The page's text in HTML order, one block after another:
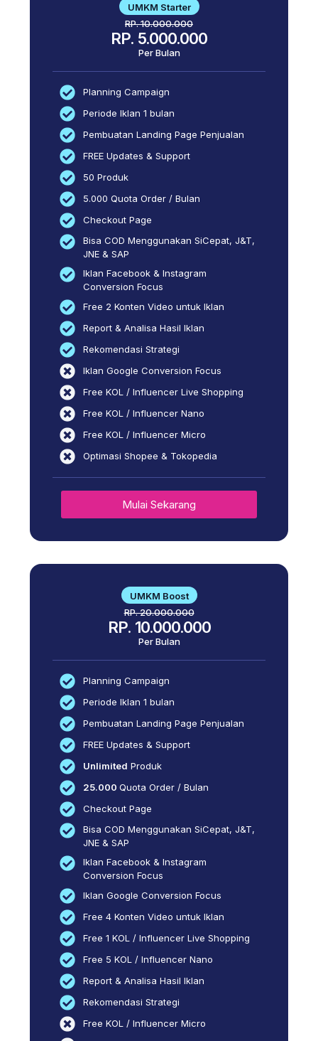
UMKM Starter
RP. 10.000.000
RP. 5.000.000
Per Bulan
Planning Campaign
Periode Iklan 1 bulan
Pembuatan Landing Page Penjualan
FREE Updates & Support
50 Produk
5.000 Quota Order / Bulan
Checkout Page
Bisa COD Menggunakan SiCepat, J&T,
JNE & SAP
Iklan Facebook & Instagram
Conversion Focus
Free 2 Konten Video untuk Iklan
Report & Analisa Hasil Iklan
Rekomendasi Strategi
Iklan Google Conversion Focus
Free KOL / Influencer Live Shopping
Free KOL / Influencer Nano
Free KOL / Influencer Micro
Optimasi Shopee & Tokopedia
Mulai Sekarang
UMKM Boost
RP. 20.000.000
RP. 10.000.000
Per Bulan
Planning Campaign
Periode Iklan 1 bulan
Pembuatan Landing Page Penjualan
FREE Updates & Support
Unlimited Produk
25.000 Quota Order / Bulan
Checkout Page
Bisa COD Menggunakan SiCepat, J&T,
JNE & SAP
Iklan Facebook & Instagram
Conversion Focus
Iklan Google Conversion Focus
Free 4 Konten Video untuk Iklan
Free 1 KOL / Influencer Live Shopping
Free 5 KOL / Influencer Nano
Report & Analisa Hasil Iklan
Rekomendasi Strategi
Free KOL / Influencer Micro